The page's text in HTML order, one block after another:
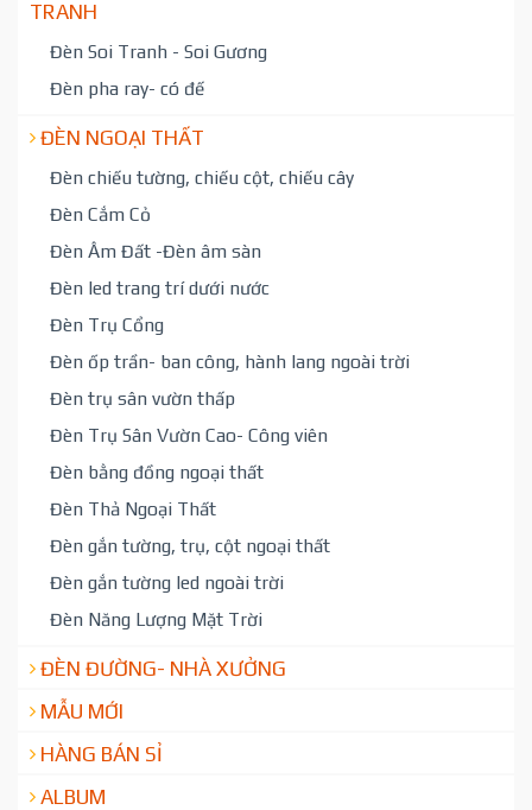
TRANH
Đèn Soi Tranh - Soi Gương
Đèn pha ray- có đế
ĐÈN NGOẠI THẤT
Đèn chiếu tường, chiếu cột, chiếu cây
Đèn Cắm Cỏ
Đèn Âm Đất -Đèn âm sàn
Đèn led trang trí dưới nước
Đèn Trụ Cổng
Đèn ốp trần- ban công, hành lang ngoài trời
Đèn trụ sân vườn thấp
Đèn Trụ Sân Vườn Cao- Công viên
Đèn bằng đồng ngoại thất
Đèn Thả Ngoại Thất
Đèn gắn tường, trụ, cột ngoại thất
Đèn gắn tường led ngoài trời
Đèn Năng Lượng Mặt Trời
ĐÈN ĐƯỜNG- NHÀ XƯỞNG
MẪU MỚI
HÀNG BÁN SỈ
ALBUM